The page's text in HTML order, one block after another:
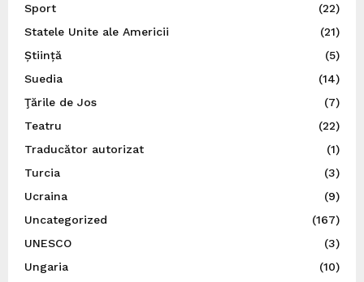
Sport
(22)
Statele Unite ale Americii
(21)
Știință
(5)
Suedia
(14)
Ţările de Jos
(7)
Teatru
(22)
Traducător autorizat
(1)
Turcia
(3)
Ucraina
(9)
Uncategorized
(167)
UNESCO
(3)
Ungaria
(10)